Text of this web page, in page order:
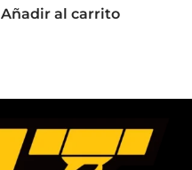
Añadir al carrito